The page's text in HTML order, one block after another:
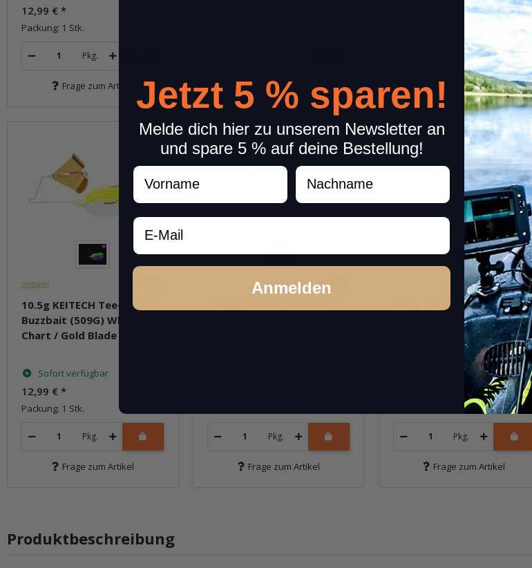
12,99 € *
Packung: 1 Stk.
Pkg.
Frage zum Artikel Frage zum Artikel
Pkg.
Frage zum Artikel
10.5g KEITECH Tee-Bone
Buzzbait (509G) White
Chart / Gold Blade
Sofort verfügbar
12,99 € *
Packung: 1 Stk.
Pkg.
Frage zum Artikel
Pkg.
Frage zum Artikel
10.5g KEITECH Tee-Bone
Buzzbait (512G) Spot
Remover / Gold Blade
Sofort verfügbar
Pkg.
Frage zum Artikel
Produktbeschreibung
Jetzt 5 % sparen!
Melde dich hier zu unserem Newsletter an
und spare 5 % auf deine Bestellung!
Vorname Nachname
Email
Anmelden